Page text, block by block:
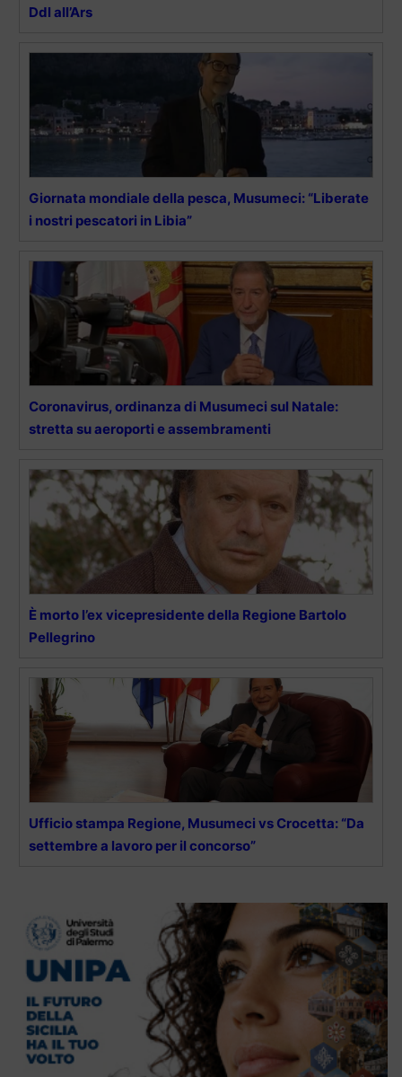
Ddl all’Ars
Giornata mondiale della pesca, Musumeci: “Liberate
i nostri pescatori in Libia”
Coronavirus, ordinanza di Musumeci sul Natale:
stretta su aeroporti e assembramenti
È morto l’ex vicepresidente della Regione Bartolo
Pellegrino
Ufficio stampa Regione, Musumeci vs Crocetta: “Da
settembre a lavoro per il concorso”